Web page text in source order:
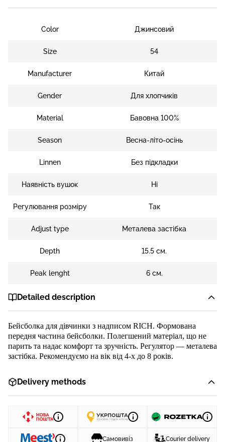
Color Джинсовий
Size 54
Manufacturer Китай
Gender Для хлопчиків
Material Бавовна 100%
Season Весна-літо-осінь
Linnen Без підкладки
Наявність вушок Ні
Регулювання розміру Так
Adjust type Металева застібка
Depth 15.5 см.
Peak lenght 6 см.
Detailed description
Бейсболка для дівчинки з надписом RICH. Формована
передня частина бейсболки. Полегшений матеріал, що не
парить та надає комфорт та зручність. Регулятор — металева
застібка. Рекомендуємо на вік від 4-х до 8 років.
Delivery methods
Самовивіз Courier delivery